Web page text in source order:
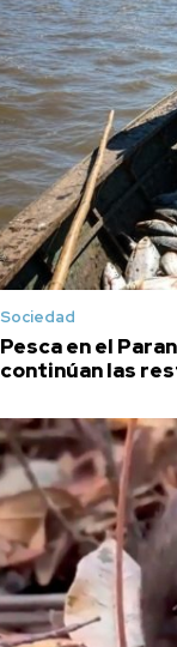
Sociedad
Pesca en el
continúan las